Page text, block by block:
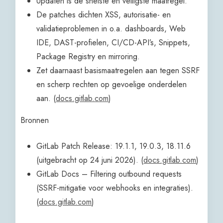
De patches dichten XSS, autorisatie- en
validatieproblemen in o.a. dashboards, Web
IDE, DAST-profielen, CI/CD-API’s, Snippets,
Package Registry en mirroring.
Zet daarnaast basismaatregelen aan tegen SSRF
en scherp rechten op gevoelige onderdelen
aan. (docs.gitlab.com)
Bronnen
GitLab Patch Release: 19.1.1, 19.0.3, 18.11.6
(uitgebracht op 24 juni 2026). (docs.gitlab.com)
GitLab Docs – Filtering outbound requests
(SSRF-mitigatie voor webhooks en integraties).
(docs.gitlab.com)